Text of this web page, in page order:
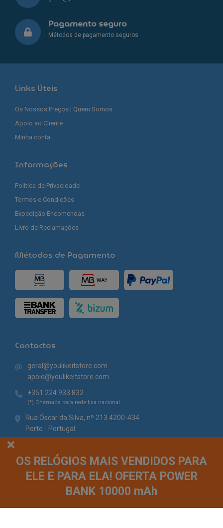
OS RELÓGIOS MAIS VENDIDOS PARA
ELE E PARA ELA! OFERTA POWER
BANK 10000 mAh
Pagamento seguro
Métodos de pagamento seguros
Links Úteis
Os Nossos Preços | Quem Somos
Apoio ao Cliente
Minha conta
Informações
Política de Privacidade
Termos e Condições
Expedição Encomendas
Livro de Reclamações
Métodos de Pagamento
Contactos
geral@youlikeitstore.com
apoio@youlikeitstore.com
+351 224 933 832
(*) Chamada para rede fixa nacional
Rua Óscar da Silva, nº 213 4200-434
Porto - Portugal